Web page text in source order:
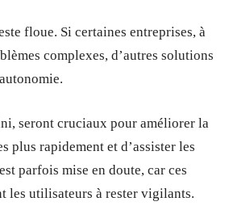
floue. Si certaines entreprises, à
complexes, d’autres solutions
seront cruciaux pour améliorer la
plus rapidement et d’assister les
parfois mise en doute, car ces
les utilisateurs à rester vigilants.